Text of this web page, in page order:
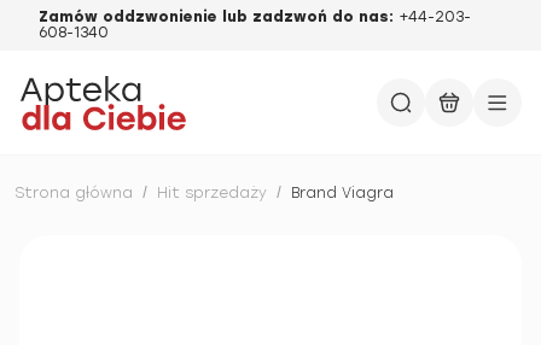
Zamów oddzwonienie lub zadzwoń do nas: +44-203-
608-1340
Strona główna / Hit sprzedaży / Brand Viagra